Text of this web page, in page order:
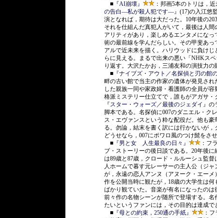
■ 『AI崩壊』
：邦画5本のトリは，
の告白―私が殺人犯です―』(17)の入江悠
演となれば，期待は大だった。10年後の
それを仕組んだ真犯人がいて，最後は人
アリティがあり，楽しめるエンタメにな
術の最前線を学んだらしい。その甲斐あ
アルで近未来を描く。ハリウッドに負け
らに見える。まるで出来の悪い「NHKス
り返す。大沢たかお，三浦友和の演技力
■ 『ナイブズ・アウト／名探偵と刃の館
畔の古い館で当主の作家の遺体が発見さ
した親族一同や家政婦・看護師の全員が
格派ミステリー仕立てで，誰もがアガサ
『スター・ウォーズ／最後のジェダイ 』の
脚本である。名探偵に007のダニエル・ク
ス・エヴァンスという粋な配役だ。他も
る。勿論，結末を書く訳には行かないが
どうせなら，007にポワロ風のつけ髭をさ
■ 『男と女 人生最良の日々』
：フ
ブ・ストーリーの後日談である。20年後
は89歳と87歳，クロード・ルルーシュ監
人ホームで暮す元レーサーの主人公（ジ
が，永遠の恋人アンヌ（アヌーク・エー
作を公開当時に観たが，18歳の大学生は
ばかり観ていた。音楽が有名になったの
前々作の名物シーンが随所で登場する。
たいというファンには，その目的は達成で
■ 『母との約束，250通の手紙』
：